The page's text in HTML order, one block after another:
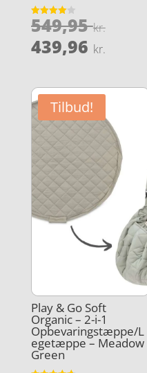
Vurderet
4
549,95kr.Den
pris
439,96 kr.
pris
er:
Tilbud!
Play & Go Soft
Organic – 2-i-1
Opbevaringstæppe/L
egetæppe – Meadow
Green